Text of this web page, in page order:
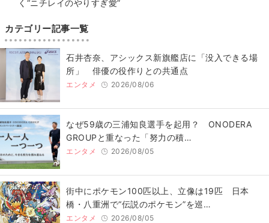
く“ニチレイのやりすぎ愛”
カテゴリー記事一覧
石井杏奈、アシックス新旗艦店に「没入できる場
所」 俳優の役作りとの共通点
エンタメ 2026/08/06
なぜ59歳の三浦知良選手を起用？ ONODERA
GROUPと重なった「努力の積…
エンタメ 2026/08/05
街中にポケモン100匹以上、立像は19匹 日本
橋・八重洲で“伝説のポケモン”を巡…
エンタメ 2026/08/05